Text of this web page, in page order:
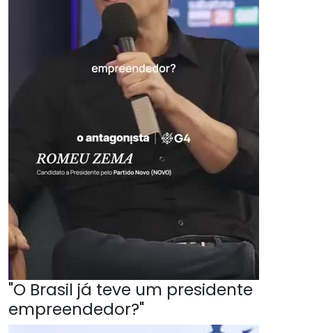
"O Brasil já teve um presidente
empreendedor?"